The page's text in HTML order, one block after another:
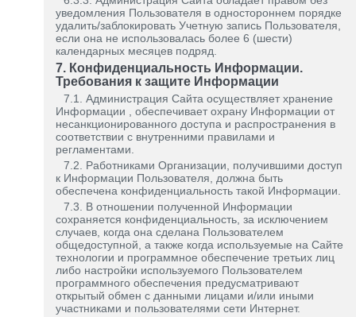
уведомления Пользователя в одностороннем порядке
удалить/заблокировать Учетную запись Пользователя,
если она не использовалась более 6 (шести)
календарных месяцев подряд.
7. Конфиденциальность Информации.
Требования к защите Информации
7.1. Администрация Сайта осуществляет хранение
Информации , обеспечивает охрану Информации от
несанкционированного доступа и распространения в
соответствии с внутренними правилами и
регламентами.
7.2. Работниками Организации, получившими доступ
к Информации Пользователя, должна быть
обеспечена конфиденциальность такой Информации.
7.3. В отношении полученной Информации
сохраняется конфиденциальность, за исключением
случаев, когда она сделана Пользователем
общедоступной, а также когда используемые на Сайте
технологии и программное обеспечение третьих лиц
либо настройки используемого Пользователем
программного обеспечения предусматривают
открытый обмен с данными лицами и/или иными
участниками и пользователями сети Интернет.